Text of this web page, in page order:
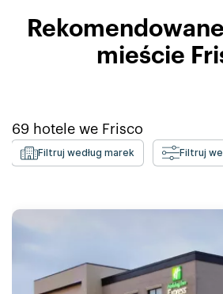
mieście
69 hotele we Frisco
Filtruj według marek Filtruj